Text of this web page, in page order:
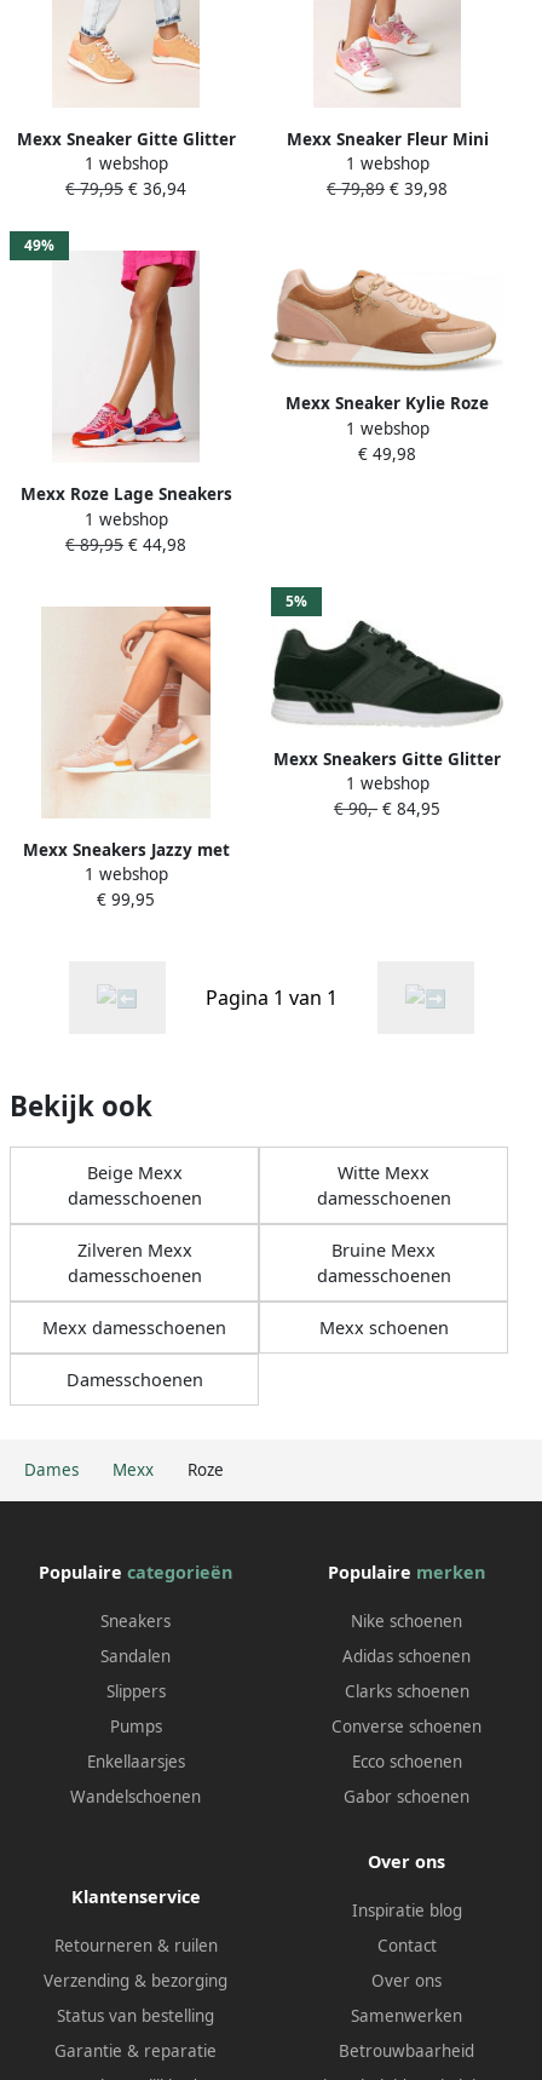
Dames Mexx Roze
Mexx Sneaker Gitte Glitter
Mini Meisjes Kleding Peach
1 webshop
€ 79,95 € 36,94
Mexx Sneaker Fleur Mini
Meisjes Kleding Roze
1 webshop
€ 79,89 € 39,98
49%
Mexx Roze Lage Sneakers
Loyce Multicolor Dames
1 webshop
€ 89,95 € 44,98
Mexx Sneaker Kylie Roze
Dames Sneakers
1 webshop
€ 49,98
Mexx Sneakers Jazzy met
contrastbeleg bij de hak
1 webshop
€ 99,95
5%
Mexx Sneakers Gitte Glitter
MIRL1000141W-5000 Roze
Goud
1 webshop
€ 90,- € 84,95
Pagina 1 van 1
Bekijk ook
Beige Mexx
damesschoenen
Witte Mexx
damesschoenen
Zilveren Mexx
damesschoenen
Bruine Mexx
damesschoenen
Mexx damesschoenen Mexx schoenen
Damesschoenen
Populaire categorieën
Sneakers
Sandalen
Slippers
Pumps
Enkellaarsjes
Wandelschoenen
Populaire merken
Nike schoenen
Adidas schoenen
Clarks schoenen
Converse schoenen
Ecco schoenen
Gabor schoenen
Klantenservice
Retourneren & ruilen
Verzending & bezorging
Status van bestelling
Garantie & reparatie
Over ons
Inspiratie blog
Contact
Over ons
Samenwerken
Betrouwbaarheid